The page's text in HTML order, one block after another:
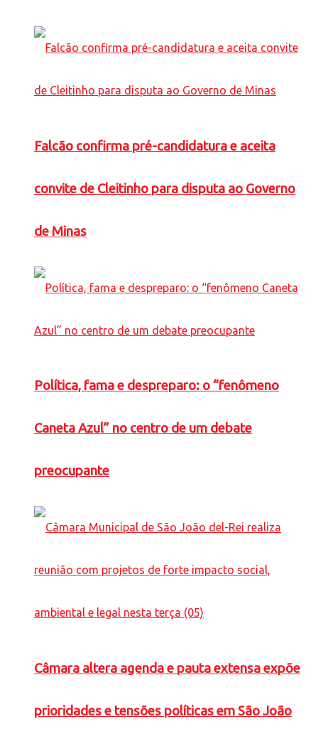
Falcão confirma pré-candidatura e aceita
convite de Cleitinho para disputa ao Governo
de Minas
Política, fama e despreparo: o “fenômeno
Caneta Azul” no centro de um debate
preocupante
Câmara altera agenda e pauta extensa expõe
prioridades e tensões políticas em São João